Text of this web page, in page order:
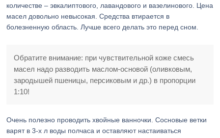
количестве – эвкалиптового, лавандового и вазелинового. Цена
масел довольно невысокая. Средства втирается в
болезненную область. Лучше всего делать это перед сном.
Обратите внимание: при чувствительной коже смесь
масел надо разводить маслом-основой (оливковым,
зародышей пшеницы, персиковым и др.) в пропорции
1:10!
Очень полезно проводить хвойные ванночки. Сосновые ветки
варят в 3-х л воды полчаса и оставляют настаиваться